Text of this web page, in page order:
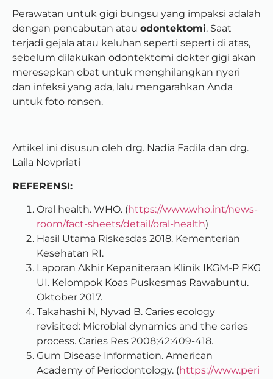
Perawatan untuk gigi bungsu yang impaksi adalah
dengan pencabutan atau odontektomi. Saat
terjadi gejala atau keluhan seperti seperti di atas,
sebelum dilakukan odontektomi dokter gigi akan
meresepkan obat untuk menghilangkan nyeri
dan infeksi yang ada, lalu mengarahkan Anda
untuk foto ronsen.
Artikel ini disusun oleh drg. Nadia Fadila dan drg.
Laila Novpriati
REFERENSI:
Oral health. WHO. (https://www.who.int/news-
room/fact-sheets/detail/oral-health)
Hasil Utama Riskesdas 2018. Kementerian
Kesehatan RI.
Laporan Akhir Kepaniteraan Klinik IKGM-P FKG
UI. Kelompok Koas Puskesmas Rawabuntu.
Oktober 2017.
Takahashi N, Nyvad B. Caries ecology
revisited: Microbial dynamics and the caries
process. Caries Res 2008;42:409-418.
Gum Disease Information. American
Academy of Periodontology. (https://www.peri